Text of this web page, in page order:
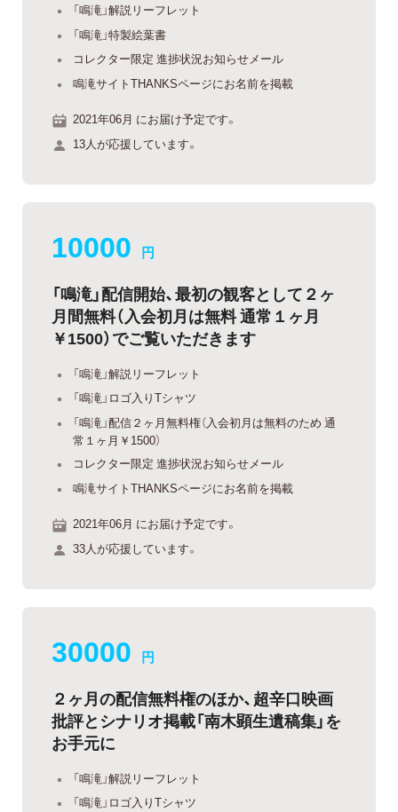
「鳴滝」解説リーフレット
「鳴滝」特製絵葉書
コレクター限定 進捗状況お知らせメール
鳴滝サイトTHANKSページにお名前を掲載
2021年06月 にお届け予定です。
13人が応援しています。
10000 円
「鳴滝」配信開始、最初の観客として２ヶ
月間無料（入会初月は無料 通常１ヶ月
￥1500）でご覧いただきます
「鳴滝」解説リーフレット
「鳴滝」ロゴ入りTシャツ
「鳴滝」配信２ヶ月無料権（入会初月は無料のため 通
常１ヶ月￥1500）
コレクター限定 進捗状況お知らせメール
鳴滝サイトTHANKSページにお名前を掲載
2021年06月 にお届け予定です。
33人が応援しています。
30000 円
２ヶ月の配信無料権のほか、超辛口映画
批評とシナリオ掲載「南木顕生遺稿集」を
お手元に
「鳴滝」解説リーフレット
「鳴滝」ロゴ入りTシャツ